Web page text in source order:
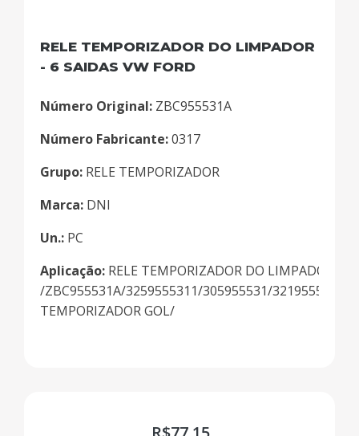
RELE TEMPORIZADOR DO LIMPADOR
- 6 SAIDAS VW FORD
Número Original: ZBC955531A
Número Fabricante:0317
Grupo: RELE TEMPORIZADOR
Marca: DNI
Un.: PC
Aplicação: RELE TEMPORIZADOR DO LIMPADOR 6
/ZBC955531A/3259555311/305955531/
TEMPORIZADOR GOL/